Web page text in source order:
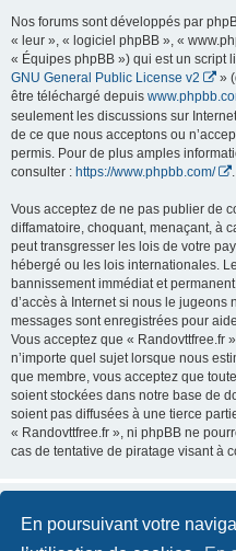
En poursuivant votre
Nos forums sont développés par
« leur », « logiciel phpBB », «
« Équipes phpBB ») qui est un script
GNU General Public License v2
»
être téléchargé depuis
seulement les discussions sur
de ce que nous acceptons ou
permis. Pour de plus amples
consulter : https://www.phpbb.com/
Vous acceptez de ne pas publier de
diffamatoire, choquant, menaçant, à
peut transgresser les lois de votre
hébergé ou les lois internationales.
bannissement immédiat et
d’accès à Internet si nous le
messages sont enregistrées pour
Vous acceptez que « Randovttfree.fr
n’importe quel sujet lorsque nous
que membre, vous acceptez que
soient stockées dans notre base de
soient pas diffusées à une tierce
« Randovttfree.fr », ni phpBB ne
cas de tentative de piratage visant à